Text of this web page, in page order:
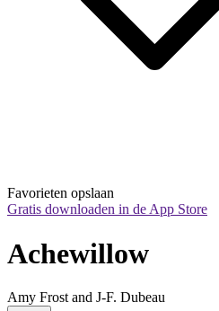
Favorieten opslaan
Gratis downloaden in de App Store
Achewillow
Amy Frost and J-F. Dubeau